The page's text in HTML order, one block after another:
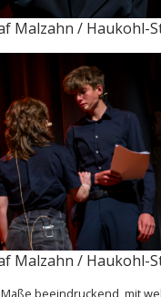
Malzahn / Haukohl-
Malzahn / Haukohl-
beeindruckend, mit